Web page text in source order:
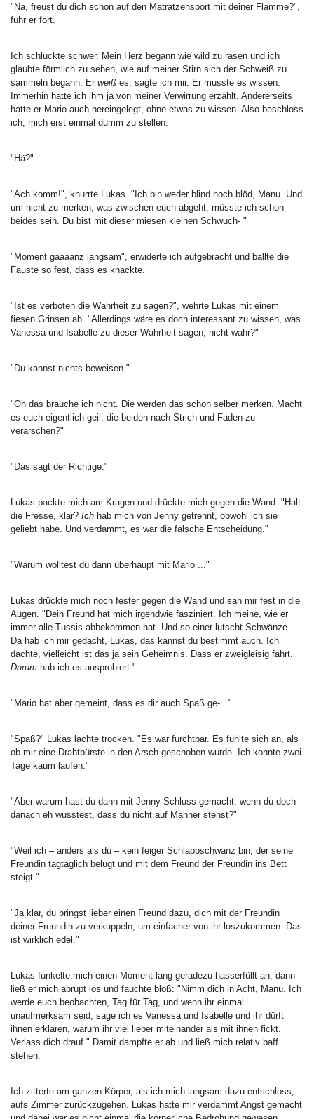
"Na, freust du dich schon auf den Matratzensport mit deiner Flamme?",
fuhr er fort.
Ich schluckte schwer. Mein Herz begann wie wild zu rasen und ich
glaubte förmlich zu sehen, wie auf meiner Stirn sich der Schweiß zu
sammeln begann. Er weiß es, sagte ich mir. Er musste es wissen.
Immerhin hatte ich ihm ja von meiner Verwirrung erzählt. Andererseits
hatte er Mario auch hereingelegt, ohne etwas zu wissen. Also beschloss
ich, mich erst einmal dumm zu stellen.
"Hä?"
"Ach komm!", knurrte Lukas. "Ich bin weder blind noch blöd, Manu. Und
um nicht zu merken, was zwischen euch abgeht, müsste ich schon
beides sein. Du bist mit dieser miesen kleinen Schwuch- "
"Moment gaaaanz langsam", erwiderte ich aufgebracht und ballte die
Fäuste so fest, dass es knackte.
"Ist es verboten die Wahrheit zu sagen?", wehrte Lukas mit einem
fiesen Grinsen ab. "Allerdings wäre es doch interessant zu wissen, was
Vanessa und Isabelle zu dieser Wahrheit sagen, nicht wahr?"
"Du kannst nichts beweisen."
"Oh das brauche ich nicht. Die werden das schon selber merken. Macht
es euch eigentlich geil, die beiden nach Strich und Faden zu
verarschen?"
"Das sagt der Richtige."
Lukas packte mich am Kragen und drückte mich gegen die Wand. "Halt
die Fresse, klar? Ich hab mich von Jenny getrennt, obwohl ich sie
geliebt habe. Und verdammt, es war die falsche Entscheidung."
"Warum wolltest du dann überhaupt mit Mario ..."
Lukas drückte mich noch fester gegen die Wand und sah mir fest in die
Augen. "Dein Freund hat mich irgendwie fasziniert. Ich meine, wie er
immer alle Tussis abbekommen hat. Und so einer lutscht Schwänze.
Da hab ich mir gedacht, Lukas, das kannst du bestimmt auch. Ich
dachte, vielleicht ist das ja sein Geheimnis. Dass er zweigleisig fährt.
Darum hab ich es ausprobiert."
"Mario hat aber gemeint, dass es dir auch Spaß ge-..."
"Spaß?" Lukas lachte trocken. "Es war furchtbar. Es fühlte sich an, als
ob mir eine Drahtbürste in den Arsch geschoben wurde. Ich konnte zwei
Tage kaum laufen."
"Aber warum hast du dann mit Jenny Schluss gemacht, wenn du doch
danach eh wusstest, dass du nicht auf Männer stehst?"
"Weil ich – anders als du – kein feiger Schlappschwanz bin, der seine
Freundin tagtäglich belügt und mit dem Freund der Freundin ins Bett
steigt."
"Ja klar, du bringst lieber einen Freund dazu, dich mit der Freundin
deiner Freundin zu verkuppeln, um einfacher von ihr loszukommen. Das
ist wirklich edel."
Lukas funkelte mich einen Moment lang geradezu hasserfüllt an, dann
ließ er mich abrupt los und fauchte bloß: "Nimm dich in Acht, Manu. Ich
werde euch beobachten, Tag für Tag, und wenn ihr einmal
unaufmerksam seid, sage ich es Vanessa und Isabelle und ihr dürft
ihnen erklären, warum ihr viel lieber miteinander als mit ihnen fickt.
Verlass dich drauf." Damit dampfte er ab und ließ mich relativ baff
stehen.
Ich zitterte am ganzen Körper, als ich mich langsam dazu entschloss,
aufs Zimmer zurückzugehen. Lukas hatte mir verdammt Angst gemacht